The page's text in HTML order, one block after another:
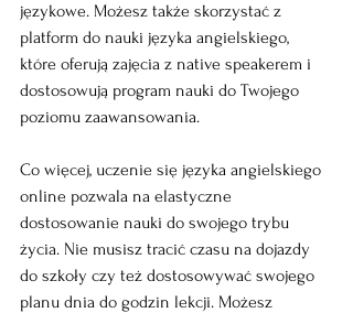
językowe. Możesz także skorzystać z
platform do nauki języka angielskiego,
które oferują zajęcia z native speakerem i
dostosowują program nauki do Twojego
poziomu zaawansowania.
Co więcej, uczenie się języka angielskiego
online pozwala na elastyczne
dostosowanie nauki do swojego trybu
życia. Nie musisz tracić czasu na dojazdy
do szkoły czy też dostosowywać swojego
planu dnia do godzin lekcji. Możesz